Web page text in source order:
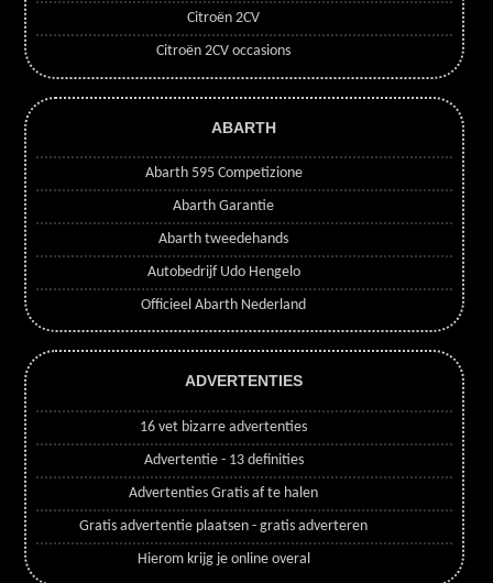
Citroën 2CV
Citroën 2CV occasions
ABARTH
Abarth 595 Competizione
Abarth Garantie
Abarth tweedehands
Autobedrijf Udo Hengelo
Officieel Abarth Nederland
ADVERTENTIES
16 vet bizarre advertenties
Advertentie - 13 definities
Advertenties Gratis af te halen
Gratis advertentie plaatsen - gratis adverteren
Hierom krijg je online overal